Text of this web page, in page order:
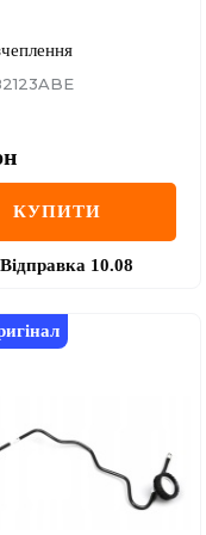
КУПИТИ
Відправка 10.08